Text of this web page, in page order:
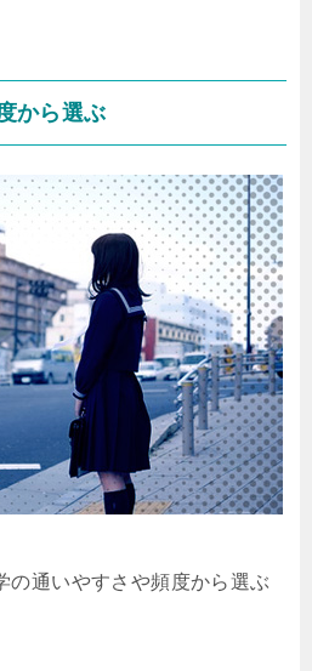
から選ぶ
の通いやすさや頻度から選ぶ